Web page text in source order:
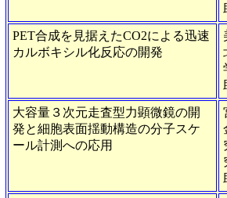
PET合成を見据えたCO2による迅速
カルボキシル化反応の開発
大容量３次元走査型力顕微鏡の開
発と細胞表面揺動構造の分子スケ
ール計測への応用